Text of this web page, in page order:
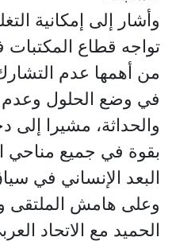
وأشار إلى إمكانية
تواجه قطاع المكتبات
من أهمها عدم التشارك
في وضع الحلول وعدم
والحداثة، مشيرا إلى
بقوة في جميع مناحي
البعد الإنساني في
وعلى هامش
الحميد مع الاتحاد